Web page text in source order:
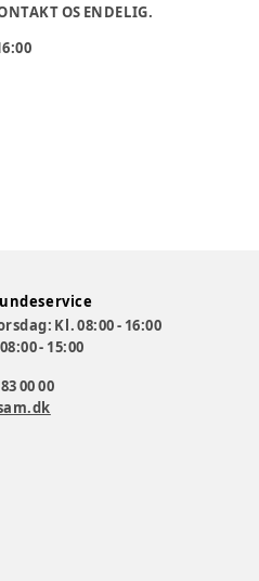
OS ENDELIG.
Kl. 08:00 - 16:00
- 15:00
00 00